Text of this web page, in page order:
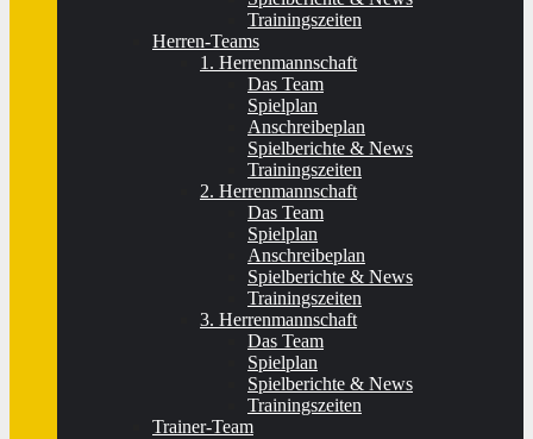
Trainingszeiten
Herren-Teams
1. Herrenmannschaft
Das Team
Spielplan
Anschreibeplan
Spielberichte & News
Trainingszeiten
2. Herrenmannschaft
Das Team
Spielplan
Anschreibeplan
Spielberichte & News
Trainingszeiten
3. Herrenmannschaft
Das Team
Spielplan
Spielberichte & News
Trainingszeiten
Trainer-Team